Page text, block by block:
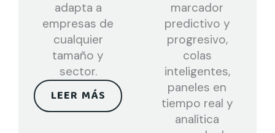
adapta a
empresas de
cualquier
tamaño y
sector.
LEER MÁS
marcador
predictivo y
progresivo,
colas
inteligentes,
paneles en
tiempo real y
analítica